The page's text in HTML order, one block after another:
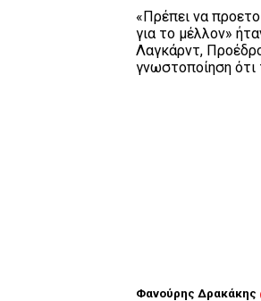
«Πρέπει να
για το μέλλον»
Λαγκάρντ,
γνωστοποίηση ότι
Φανούρης Δρακάκης